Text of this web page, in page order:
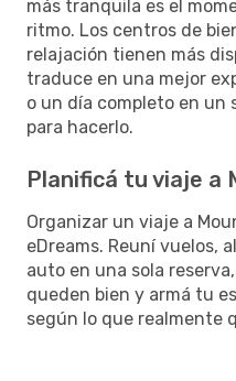
más tranquila es el
ritmo. Los centros de
relajación tienen más
traduce en una mejor
o un día completo en un
para hacerlo.
Planificá tu viaje a
Organizar un viaje a
eDreams. Reuní vuelos,
auto en una sola
queden bien y armá tu
según lo que realmente